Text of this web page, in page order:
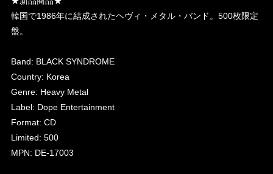
韓国で1986年に結成されたヘヴィ・メタル・バンド。500枚限定
盤。
Band: BLACK SYNDROME
Country: Korea
Genre: Heavy Metal
Label: Dope Entertainment ‎
Format: CD
Limited: 500
MPN: DE-17003